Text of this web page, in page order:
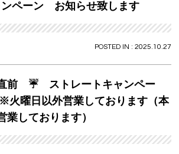
ペーン お知らせ致します
POSTED IN : 2025.10.27
前 ☔ ストレートキャンペー
曜日以外営業しております（本
業しております）